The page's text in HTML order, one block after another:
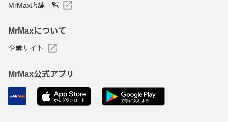
MrMax店舗一覧
MrMaxについて
企業サイト
MrMax公式アプリ